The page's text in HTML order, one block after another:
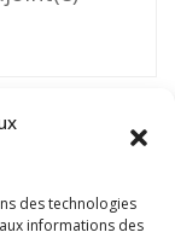
des technologies
informations des